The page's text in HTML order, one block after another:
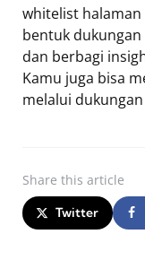
whitelist halaman
bentuk
dan berbagi
Kamu juga bisa
melalui
Share this article
Twitter